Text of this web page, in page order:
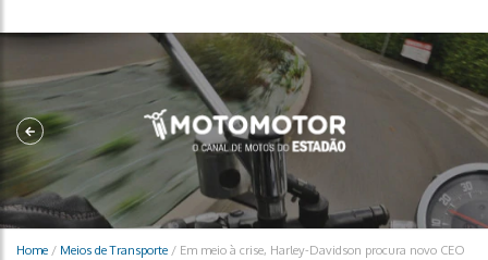
Home / Meios de Transporte / Em meio à crise, Harley-Davidson procura novo CEO